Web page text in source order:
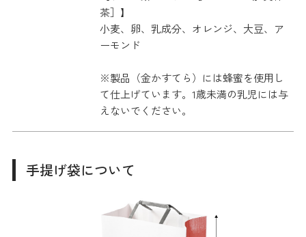
茶］】
小麦、卵、乳成分、オレンジ、大豆、ア
ーモンド
※製品（金かすてら）には蜂蜜を使用し
て仕上げています。1歳未満の乳児には与
えないでください。
手提げ袋について